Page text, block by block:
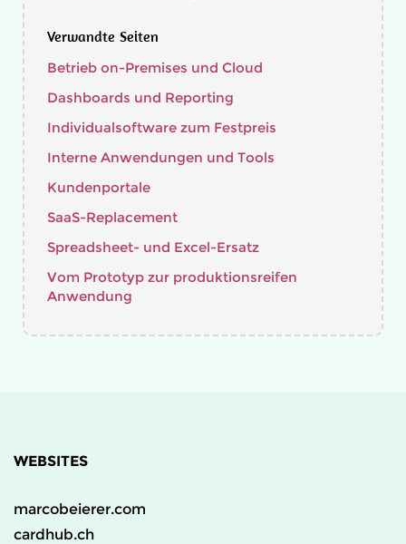
Verwandte Seiten
Betrieb on-Premises und Cloud
Dashboards und Reporting
Individualsoftware zum Festpreis
Interne Anwendungen und Tools
Kundenportale
SaaS-Replacement
Spreadsheet- und Excel-Ersatz
Vom Prototyp zur produktionsreifen
Anwendung
WEBSITES
marcobeierer.com
cardhub.ch